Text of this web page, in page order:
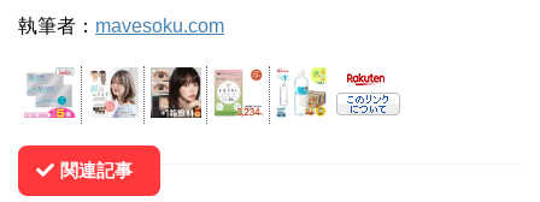
執筆者： mavesoku.com
関連記事